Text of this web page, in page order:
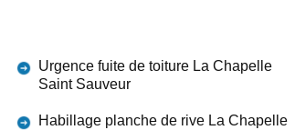
Urgence fuite de toiture La Chapelle
Saint Sauveur
Habillage planche de rive La Chapelle